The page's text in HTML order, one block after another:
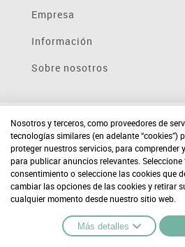
Empresa
Información
Sobre nosotros
Nosotros y terceros, como proveedores de
tecnologías similares (en adelante “cookies”)
proteger nuestros servicios, para comprender
para publicar anuncios relevantes. Seleccione
consentimiento o seleccione las cookies que
cambiar las opciones de las cookies y retirar
cualquier momento desde nuestro sitio web.
Más detalles